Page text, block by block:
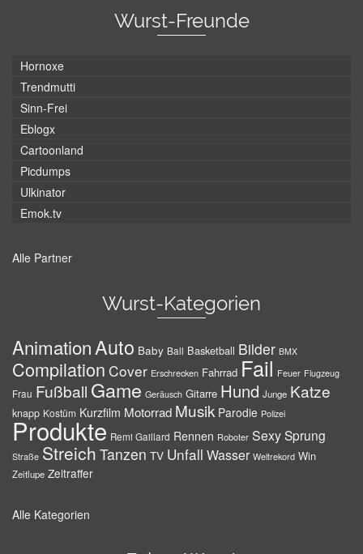
Wurst-Freunde
Hornoxe
Trendmutti
Sinn-Frei
Eblogx
Cartoonland
Picdumps
Ulkinator
Emok.tv
Alle Partner
Wurst-Kategorien
AnimationAuto Baby Ball Basketball Bilder BMX
Compilation Cover Erschrecken Fahrrad Fail Feuer Flugzeug
Frau Fußball Game Geräusch Gitarre Hund Junge Katze
knapp Kostüm Kurzfilm Motorrad Musik Parodie Polizei
Produkte Remi Gaillard Rennen Roboter SexySprung
Straße Streich Tanzen TV Unfall Wasser Weltrekord Win
Zeitlupe Zeitraffer
Alle Kategorien